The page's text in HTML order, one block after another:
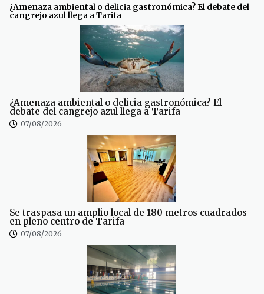
¿Amenaza ambiental o delicia gastronómica? El debate del
cangrejo azul llega a Tarifa
¿Amenaza ambiental o delicia gastronómica? El
debate del cangrejo azul llega a Tarifa
07/08/2026
Se traspasa un amplio local de 180 metros cuadrados
en pleno centro de Tarifa
07/08/2026